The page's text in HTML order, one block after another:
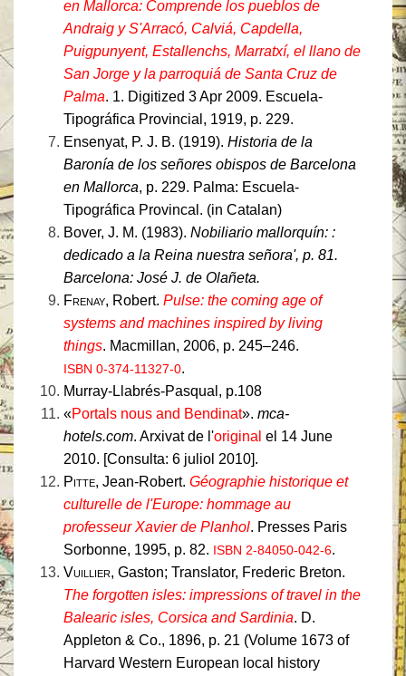
en Mallorca: Comprende los pueblos de
Andraig y S'Arracó, Calviá, Capdella,
Puigpunyent, Estallenchs, Marratxí, el llano de
San Jorge y la parroquiá de Santa Cruz de
Palma. 1. Digitized 3 Apr 2009. Escuela-
Tipográfica Provincial, 1919, p. 229.
Ensenyat, P. J. B. (1919). Historia de la
Baronía de los señores obispos de Barcelona
en Mallorca, p. 229. Palma: Escuela-
Tipográfica Provincal. (in Catalan)
Bover, J. M. (1983). Nobiliario mallorquín: :
dedicado a la Reina nuestra señora', p. 81.
Barcelona: José J. de Olañeta.
Frenay, Robert. Pulse: the coming age of
systems and machines inspired by living
things. Macmillan, 2006, p. 245–246.
ISBN 0-374-11327-0.
Murray-Llabrés-Pasqual, p.108
«Portals nous and Bendinat». mca-
hotels.com. Arxivat de l'original el 14 June
2010. [Consulta: 6 juliol 2010].
Pitte, Jean-Robert. Géographie historique et
culturelle de l'Europe: hommage au
professeur Xavier de Planhol. Presses Paris
Sorbonne, 1995, p. 82. ISBN 2-84050-042-6.
Vuillier, Gaston; Translator, Frederic Breton.
The forgotten isles: impressions of travel in the
Balearic isles, Corsica and Sardinia. D.
Appleton & Co., 1896, p. 21 (Volume 1673 of
Harvard Western European local history